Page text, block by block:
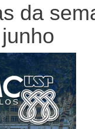
da